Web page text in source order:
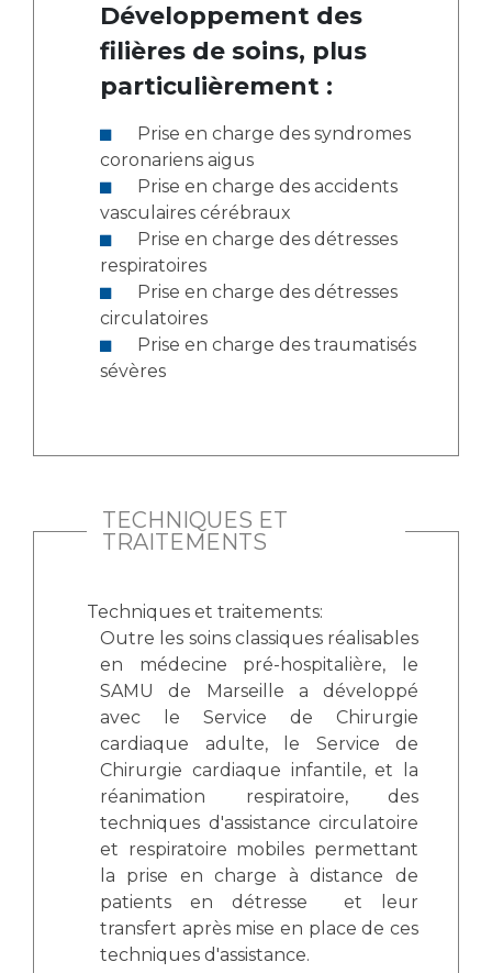
La Commission Des Usagers (CDU)
Les Comités Locaux des Usagers
Le projet des usagers
Qualité
Nos indicateurs qualité et de sécurité des soins
Protection des données
Fournisseurs
Rôles et missions
Liste des marchés conclus
Documents utiles
Développement des
filières de soins, plus
particulièrement :
Prise en charge des syndromes
coronariens aigus
Prise en charge des accidents
vasculaires cérébraux
Prise en charge des détresses
respiratoires
Prise en charge des détresses
circulatoires
Prise en charge des traumatisés
sévères
TECHNIQUES ET
TRAITEMENTS
Techniques et traitements:
Outre les soins classiques réalisables
en médecine pré-hospitalière, le
SAMU de Marseille a développé
avec le Service de Chirurgie
cardiaque adulte, le Service de
Chirurgie cardiaque infantile, et la
réanimation respiratoire, des
techniques d'assistance circulatoire
et respiratoire mobiles permettant
la prise en charge à distance de
patients en détresse et leur
transfert après mise en place de ces
techniques d'assistance.